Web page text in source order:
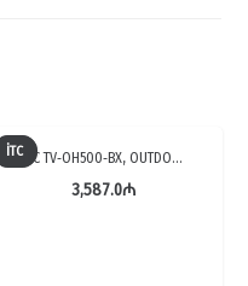
İTCITC TV‑OH500‑BX, OUTDO…
3,587.0₼